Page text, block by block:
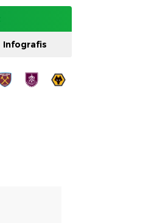
Infografis